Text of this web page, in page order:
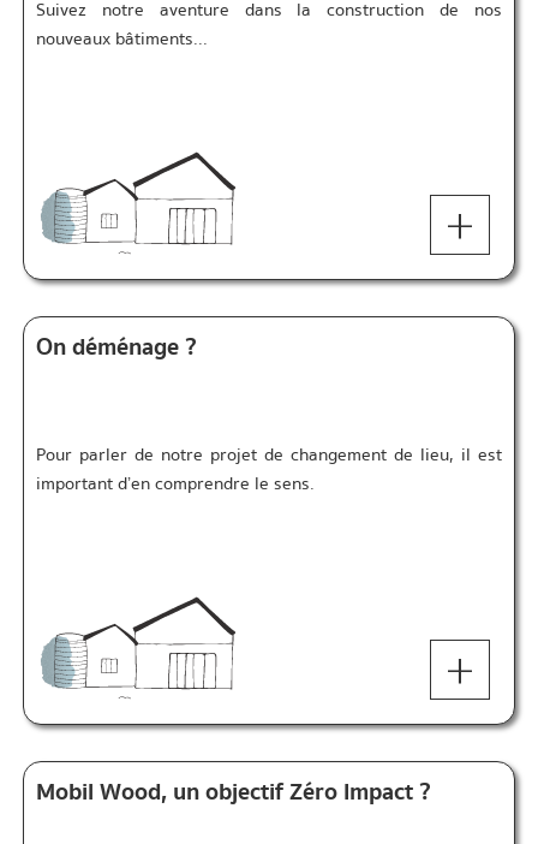
Suivez notre aventure dans la construction de nos
nouveaux bâtiments...
+
On déménage ?
Pour parler de notre projet de changement de lieu, il est
important d’en comprendre le sens.
+
Mobil Wood, un objectif Zéro Impact ?